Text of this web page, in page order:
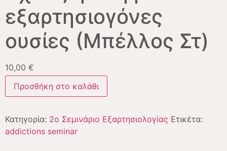
εξαρτησιογόνες
ουσίες (Μπέλλος Στ)
10,00 €
Προσθήκη στο καλάθι
Κατηγορία: 2ο Σεμινάριο Εξαρτησιολογίας Ετικέτα:
addictions seminar